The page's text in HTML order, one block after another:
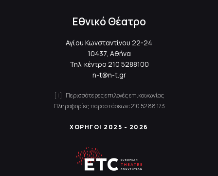
Εθνικό Θέατρο
Αγίου Κωνσταντίνου 22-24
10437, Αθήνα
Τηλ. κέντρο 210 5288100
n-t@n-t.gr
Περισσότερες επιλογές επικοινωνίας
Πληροφορίες παραστάσεων:210 52 88 173
ΧΟΡΗΓΟΙ 2025 - 2026